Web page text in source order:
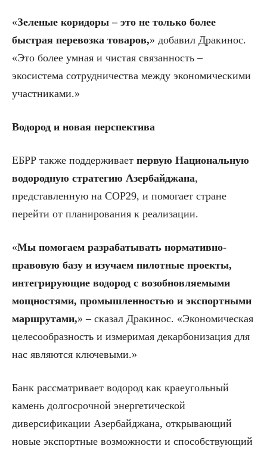
«Зеленые коридоры – это не только более
быстрая перевозка товаров,» добавил Дракинос.
«Это более умная и чистая связанность –
экосистема сотрудничества между экономическими
участниками.»
Водород и новая перспектива
ЕБРР также поддерживает первую Национальную
водородную стратегию Азербайджана,
представленную на COP29, и помогает стране
перейти от планирования к реализации.
«Мы помогаем разрабатывать нормативно-
правовую базу и изучаем пилотные проекты,
интегрирующие водород с возобновляемыми
мощностями, промышленностью и экспортными
маршрутами,» – сказал Дракинос. «Экономическая
целесообразность и измеримая декарбонизация для
нас являются ключевыми.»
Банк рассматривает водород как краеугольный
камень долгосрочной энергетической
диверсификации Азербайджана, открывающий
новые экспортные возможности и способствующий